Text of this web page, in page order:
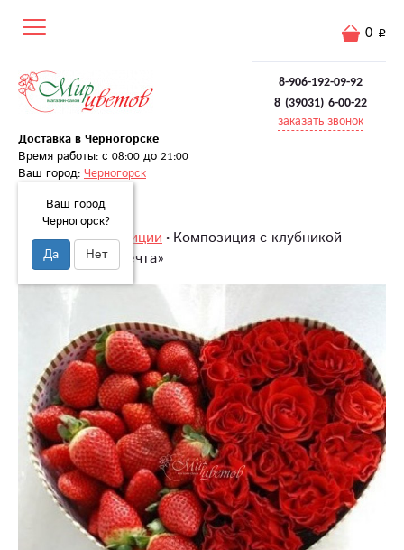
8-906-192-09-92
8 (39031) 6-00-22
заказать звонок
Доставка в Черногорске
Время работы: с 08:00 до 21:00
Ваш город: Черногорск
Ваш город
Черногорск?
Да Нет
0
Главная Композиции Композиция с клубникой
«Сокровенная мечта»